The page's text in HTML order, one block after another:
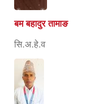
बम बहादुर तामाङ
सि.अ.हे.व